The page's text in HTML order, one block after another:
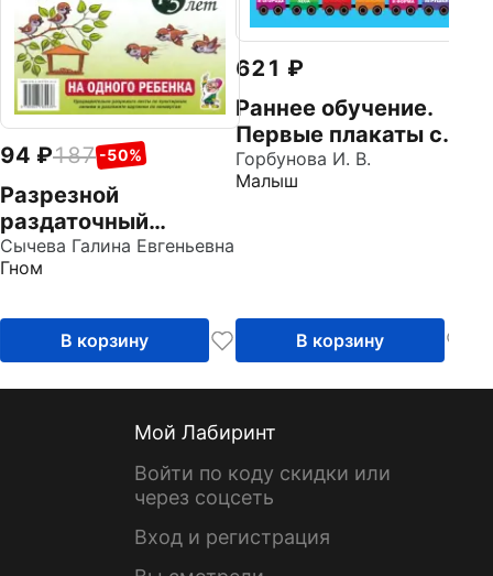
94 187 -50%
Разрезной
раздаточный
материал для
формирования
математических
представлений. 4-5
Сычева Галина Евгеньевна
Гном
В корзину
621
Раннее обучение.
Первые плакаты с
наклейками
Горбунова И. В.
Малыш
В корзину
Мой Лабиринт
Войти по коду скидки или
через соцсеть
Вход и регистрация